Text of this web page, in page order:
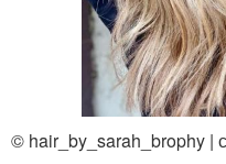
© hair_by_sarah_brophy |